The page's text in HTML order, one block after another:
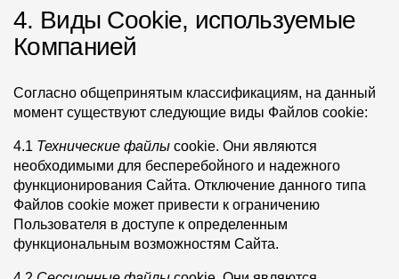
Режим работы
Пн-Пт - 10-19
4. Виды Cookie, используемые
Компанией
Согласно общепринятым классификациям, на данный
момент существуют следующие виды Файлов cookie:
4.1 Технические файлы cookie. Они являются
необходимыми для бесперебойного и надежного
функционирования Сайта. Отключение данного типа
Файлов cookie может привести к ограничению
Пользователя в доступе к определенным
функциональным возможностям Сайта.